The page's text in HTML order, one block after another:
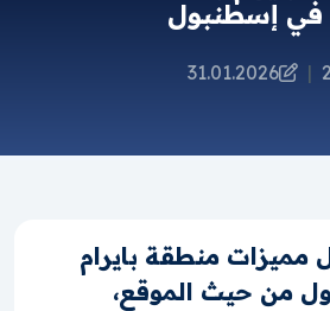
|
31.01.2026
منطقة بايرام
من حيث الموقع،